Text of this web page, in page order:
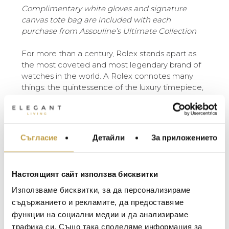
Съгласие Детайли За приложението
Настоящият сайт използва бисквитки
Използваме бисквитки, за да персонализираме
съдържанието и рекламите, да предоставяме
функции на социални медии и да анализираме
трафика си. Също така споделяме информация за
Complimentary white gloves and signature
canvas tote bag are included with each
purchase from Assouline’s Ultimate Collection
For more than a century, Rolex stands apart as
the most coveted and most legendary brand of
watches in the world. A Rolex connotes many
things: the quintessence of the luxury timepiece,
symbol of passage into adulthood. New labels
the top never changes. Ever the record setter—
the Daytona that had belonged to Paul
Newman was auctioned by Phillips in New York
surprise that Rolex is the most collected watch
label in the world.
The history of Rolex is rooted in the visionary
spirit of its founder, Hans Wilsdorf. In 1905, young
МЕБЕЛИ ЗА ДОМА И
ЗА МАСАТА
ТЕКСТИЛ ЗА ДОМА
BACCARAT
TOM DIXON